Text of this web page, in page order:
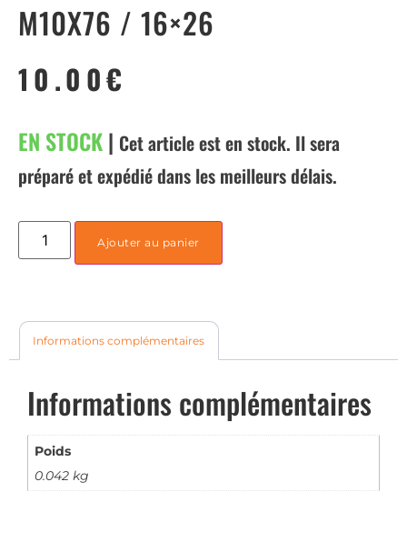
M10X76 / 16×26
10.00€
EN STOCK| Cet article est en stock. Il sera
préparé et expédié dans les meilleurs délais.
Ajouter au panier
Informations complémentaires
Informations complémentaires
Poids
0.042 kg